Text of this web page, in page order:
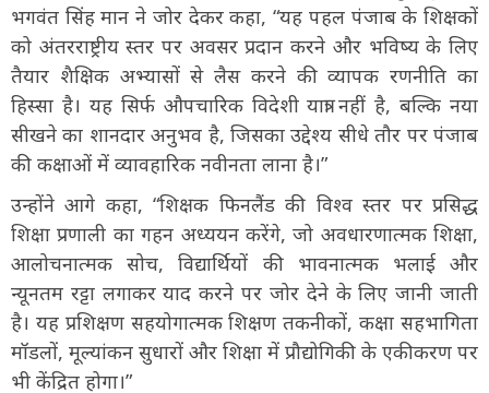
भगवंत सिंह मान ने जोर देकर कहा, “यह पहल पंजाब के शिक्षकों
को अंतरराष्ट्रीय स्तर पर अवसर प्रदान करने और भविष्य के लिए
तैयार शैक्षिक अभ्यासों से लैस करने की व्यापक रणनीति का
हिस्सा है। यह सिर्फ औपचारिक विदेशी यात्रा नहीं है, बल्कि नया
सीखने का शानदार अनुभव है, जिसका उद्देश्य सीधे तौर पर पंजाब
की कक्षाओं में व्यावहारिक नवीनता लाना है।”
उन्होंने आगे कहा, “शिक्षक फिनलैंड की विश्व स्तर पर प्रसिद्ध
शिक्षा प्रणाली का गहन अध्ययन करेंगे, जो अवधारणात्मक शिक्षा,
आलोचनात्मक सोच, विद्यार्थियों की भावनात्मक भलाई और
न्यूनतम रट्टा लगाकर याद करने पर जोर देने के लिए जानी जाती
है। यह प्रशिक्षण सहयोगात्मक शिक्षण तकनीकों, कक्षा सहभागिता
मॉडलों, मूल्यांकन सुधारों और शिक्षा में प्रौद्योगिकी के एकीकरण पर
भी केंद्रित होगा।”